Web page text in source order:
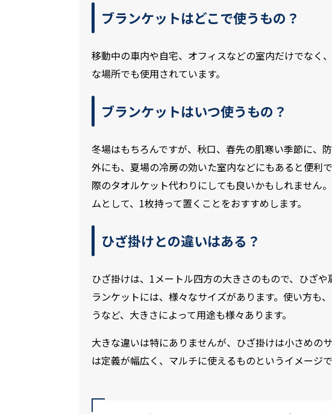
ブランケットはどこで使うもの？
移動中の車内や自宅、オフィスなどの室内だけでなく
な場所でも使用されています。
ブランケットはいつ使うもの？
冬場はもちろんですが、秋口、春先の肌寒い季節に、
外にも、夏場の冷房の効いた室内などにもあると便利
際のタオルケット代わりにしても良いかもしれません
ムとして、1枚持って置くことをおすすめします。
ひざ掛けとの違いはある？
ひざ掛けは、1メートル四方の大きさのもので、ひざ
ランケットには、様々なサイズがあります。使い方も
うなど、大きさによって用途も様々あります。
大きな違いは特にありませんが、ひざ掛けは小さめの
は定義が幅広く、マルチに使えるものというイメージで